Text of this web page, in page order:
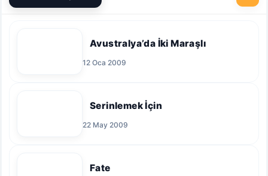
Avustralya’da İki Maraşlı
12 Oca 2009
Serinlemek İçin
22 May 2009
Fate